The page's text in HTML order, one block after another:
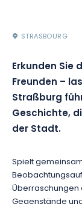
STRASBOURG
Erkunden Sie
Freunden –
Straßburg
Geschichte,
der Stadt.
Spielt
Überraschungen